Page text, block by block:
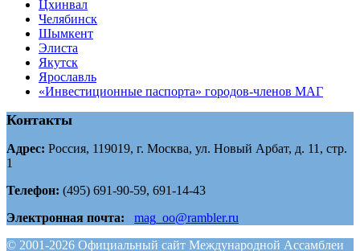
Цхинвал
Челябинск
Шымкент
Элиста
Якутск
Ярославль
«Инвестиционные паспорта» городов-членов МАГ
Контакты
Адрес: Россия, 119019, г. Москва, ул. Новый Арбат, д. 11, стр.
1
Телефон: (495) 691-90-59, 691-14-43
Электронная почта:
mag_oo@rambler.ru
© 2001-2026 Официальный сайт Международной Ассамблеи